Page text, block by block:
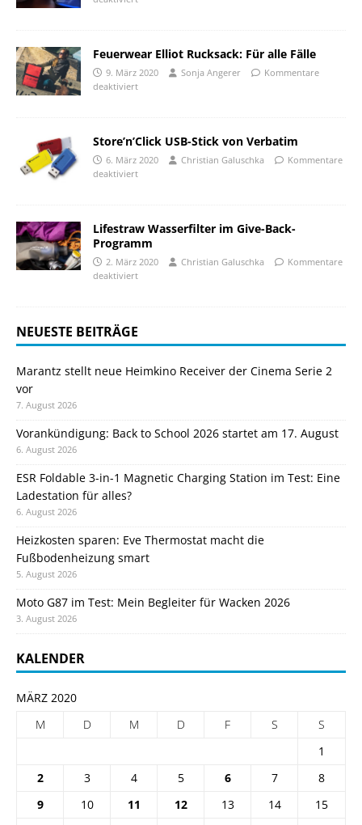
Feuerwear Elliot Rucksack: Für alle Fälle
9. März 2020 Sonja Angerer
Kommentare
deaktiviert
Store’n’Click USB-Stick von Verbatim
6. März 2020 Christian Galuschka
Kommentare
deaktiviert
Lifestraw Wasserfilter im Give-Back-
Programm
2. März 2020 Christian Galuschka
Kommentare
deaktiviert
NEUESTE BEITRÄGE
Marantz stellt neue Heimkino Receiver der Cinema Serie 2
vor
7. August 2026
Vorankündigung: Back to School 2026 startet am 17. August
6. August 2026
ESR Foldable 3-in-1 Magnetic Charging Station im Test: Eine
Ladestation für alles?
6. August 2026
Heizkosten sparen: Eve Thermostat macht die
Fußbodenheizung smart
5. August 2026
Moto G87 im Test: Mein Begleiter für Wacken 2026
3. August 2026
KALENDER
MÄRZ 2020
M
D M D F S
S
1
2
3 4 5 6 7
8
9
10 11 12 13 14
15